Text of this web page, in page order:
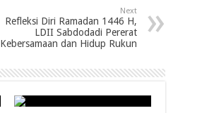
Next
Refleksi Diri Ramadan 1446 H,
LDII Sabdodadi Pererat
Kebersamaan dan Hidup Rukun